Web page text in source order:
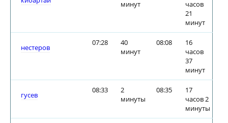
минут
часов
21
минут
нестеров
07:28
40
минут
08:08
16
часов
37
минут
гусев
08:33
2
минуты
08:35
17
часов 2
минуты